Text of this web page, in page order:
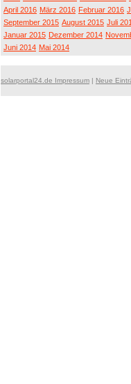
April 2016 März 2016 Februar 2016
September 2015 August 2015 Juli
Januar 2015 Dezember 2014
Juni 2014 Mai 2014
solarportal24.de Impressum | Neue